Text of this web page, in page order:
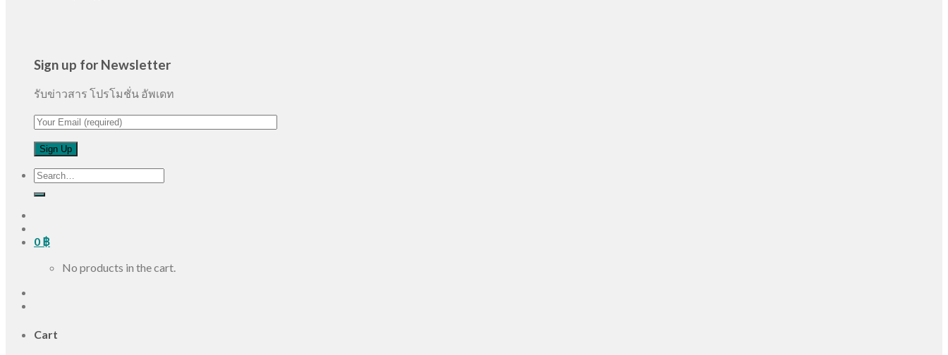
Sign up for Newsletter
รับข่าวสาร โปรโมชั่น อัพเดท
Search
for:
0 ฿
No products in the cart.
Cart